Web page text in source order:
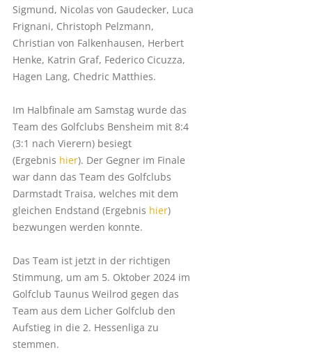
Sigmund, Nicolas von Gaudecker, Luca
Frignani, Christoph Pelzmann,
Christian von Falkenhausen, Herbert
Henke, Katrin Graf, Federico Cicuzza,
Hagen Lang, Chedric Matthies.
Im Halbfinale am Samstag wurde das
Team des Golfclubs Bensheim mit 8:4
(3:1 nach Vierern) besiegt
(Ergebnis hier). Der Gegner im Finale
war dann das Team des Golfclubs
Darmstadt Traisa, welches mit dem
gleichen Endstand (Ergebnis hier)
bezwungen werden konnte.
Das Team ist jetzt in der richtigen
Stimmung, um am 5. Oktober 2024 im
Golfclub Taunus Weilrod gegen das
Team aus dem Licher Golfclub den
Aufstieg in die 2. Hessenliga zu
stemmen.